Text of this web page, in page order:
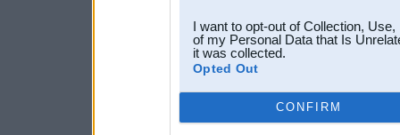
I want to opt-out of Collection,
of my Personal Data that Is
it was collected.
Opted Out
CONFIRM